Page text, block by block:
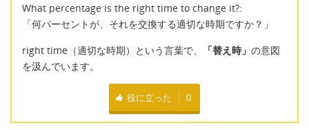
What percentage is the right time to change it?:
「何パーセントが、それを交換する適切な時期ですか？」
right time（適切な時期）という言葉で、
「替え時」 の意図
を汲んでいます。
役に立った 0